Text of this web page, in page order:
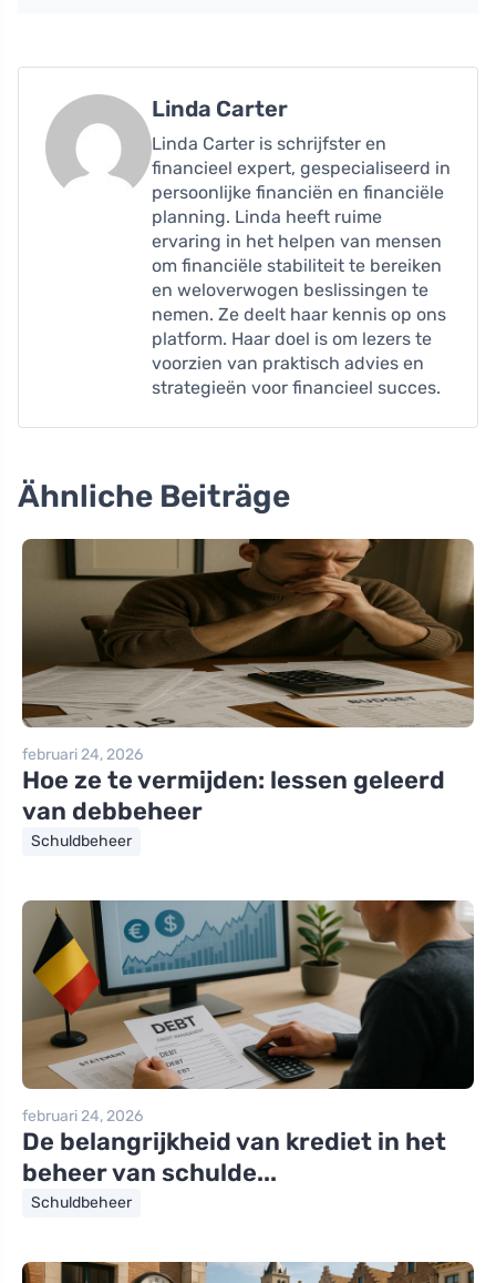
Linda Carter
Linda Carter is schrijfster en
financieel expert, gespecialiseerd in
persoonlijke financiën en financiële
planning. Linda heeft ruime
ervaring in het helpen van mensen
om financiële stabiliteit te bereiken
en weloverwogen beslissingen te
nemen. Ze deelt haar kennis op ons
platform. Haar doel is om lezers te
voorzien van praktisch advies en
strategieën voor financieel succes.
Ähnliche Beiträge
februari 24, 2026
Hoe ze te vermijden: lessen geleerd
van debbeheer
Schuldbeheer
februari 24, 2026
De belangrijkheid van krediet in het
beheer van schulde...
Schuldbeheer